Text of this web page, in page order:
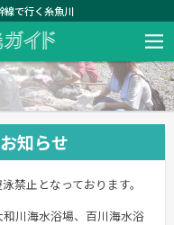
で行く糸魚川
知らせ
禁止となっております。
川海水浴場、百川海水浴